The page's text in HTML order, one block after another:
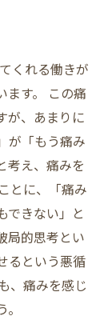
くれる働きが
ます。 この痛
が、あまりに
が「もう痛み
考え、痛みを
とに、「痛み
できない」と
局的思考とい
るという悪循
、痛みを感じ